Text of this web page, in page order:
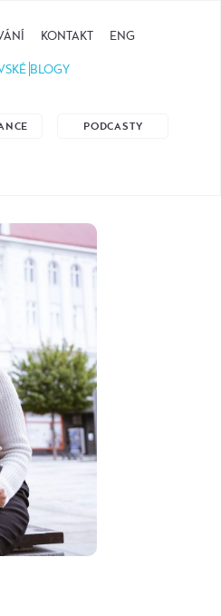
KONTAKT ENG
BLOGY
PODCASTY